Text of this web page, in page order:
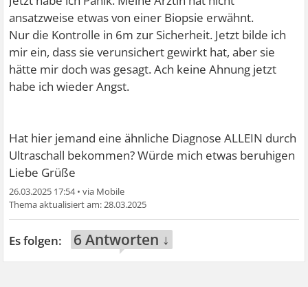
ansatzweise etwas von einer Biopsie erwähnt.
Nur die Kontrolle in 6m zur Sicherheit. Jetzt bilde ich
mir ein, dass sie verunsichert gewirkt hat, aber sie
hätte mir doch was gesagt. Ach keine Ahnung jetzt
habe ich wieder Angst.
Hat hier jemand eine ähnliche Diagnose ALLEIN durch
Ultraschall bekommen? Würde mich etwas beruhigen
Liebe Grüße
26.03.2025 17:54•
28.03.2025
6 Antworten ↓